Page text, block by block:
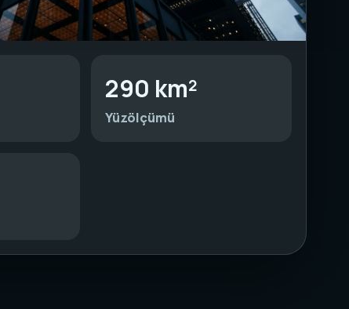
290 km²
Yüzölçümü